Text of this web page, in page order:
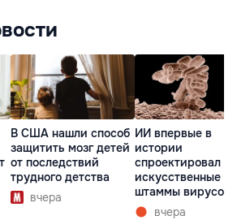
В США нашли способ
защитить мозг детей
от последствий
трудного детства
вчера
ИИ впервые в
истории
спроектировал
искусственные
штаммы вирусов
нулявчера